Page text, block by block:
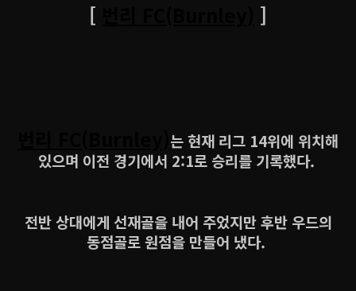
[ ]
는 현재 리그 14위에 위치해
있으며 이전 경기에서 2:1로 승리를 기록했다.
전반 상대에게 선재골을 내어 주었지만 후반 우드의
동점골로 원점을 만들어 냈다.